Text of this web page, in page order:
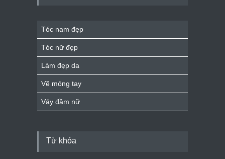
Tóc nam đẹp
Tóc nữ đẹp
Làm đẹp da
Vẽ móng tay
Váy đầm nữ
Từ khóa